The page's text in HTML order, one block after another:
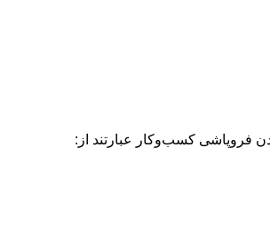
فروپاشی کسب‌وکار عبارتند از: